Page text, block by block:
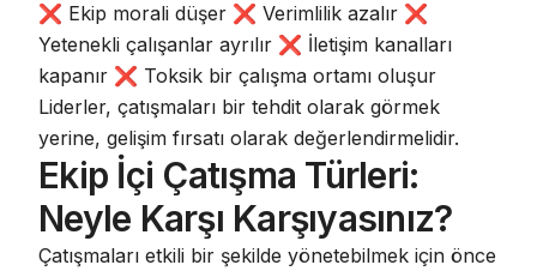
❌ Ekip morali düşer ❌ Verimlilik azalır ❌
Yetenekli çalışanlar ayrılır ❌ İletişim kanalları
kapanır ❌ Toksik bir çalışma ortamı oluşur
Liderler, çatışmaları bir tehdit olarak görmek
yerine, gelişim fırsatı olarak değerlendirmelidir.
Ekip İçi Çatışma Türleri:
Neyle Karşı Karşıyasınız?
Çatışmaları etkili bir şekilde yönetebilmek için önce